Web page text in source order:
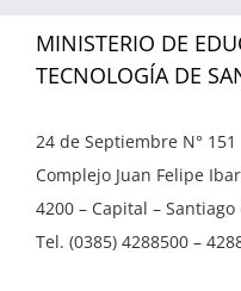
MINISTERIO DE
TECNOLOGÍA DE
24 de Septiembre N° 151
Complejo Juan Felipe
4200 – Capital –
Tel. (0385) 4288500 –